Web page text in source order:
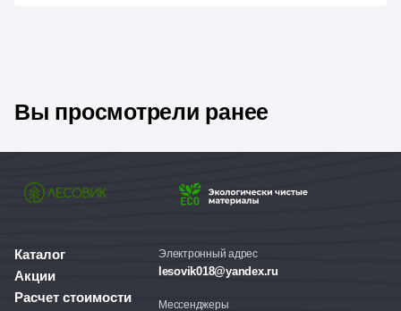
Вы просмотрели ранее
Каталог
Акции
Расчет стоимости
Электронный адрес
lesovik018@yandex.ru
Мессенджеры